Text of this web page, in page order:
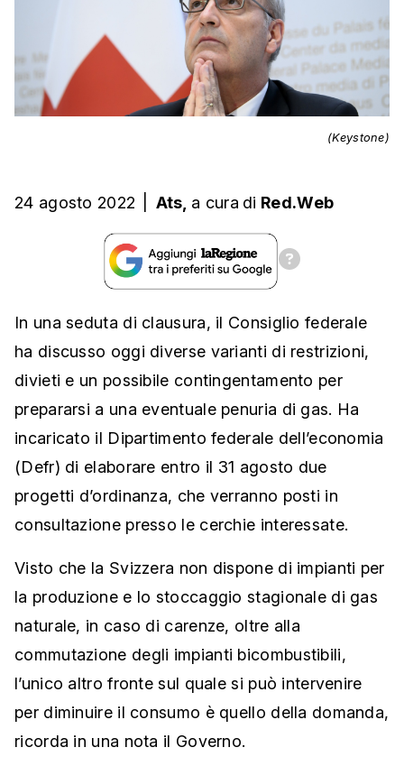
(Keystone)
24 agosto 2022 Ats, a cura di Red.Web
In una seduta di clausura, il Consiglio federale
ha discusso oggi diverse varianti di restrizioni,
divieti e un possibile contingentamento per
prepararsi a una eventuale penuria di gas. Ha
incaricato il Dipartimento federale dell’economia
(Defr) di elaborare entro il 31 agosto due
progetti d’ordinanza, che verranno posti in
consultazione presso le cerchie interessate.
Visto che la Svizzera non dispone di impianti per
la produzione e lo stoccaggio stagionale di gas
naturale, in caso di carenze, oltre alla
commutazione degli impianti bicombustibili,
l’unico altro fronte sul quale si può intervenire
per diminuire il consumo è quello della domanda,
ricorda in una nota il Governo.